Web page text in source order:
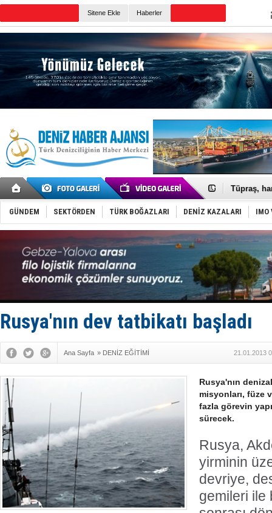
Sitene Ekle Haberler
Anadolu
Tüpraş,
İTU AUV,
LNG
PROYAD,
Türkiye-
Türk
Deniz
DÖDER,
Fairline,
Baltık
Runit
Türk
GÜNDEM SEKTÖRDEN TÜRK BOĞAZLARI DENİZ KAZALARI IMO
Rusya'nın dev tatbikatı başladı
Ana Sayfa » DENİZ EĞİTİMİ 21.01.2013
Rusya'nın
misyonları, füze
fazla görevin
sürecek.
Rusya,
yirminin
devriye,
gemileri ile